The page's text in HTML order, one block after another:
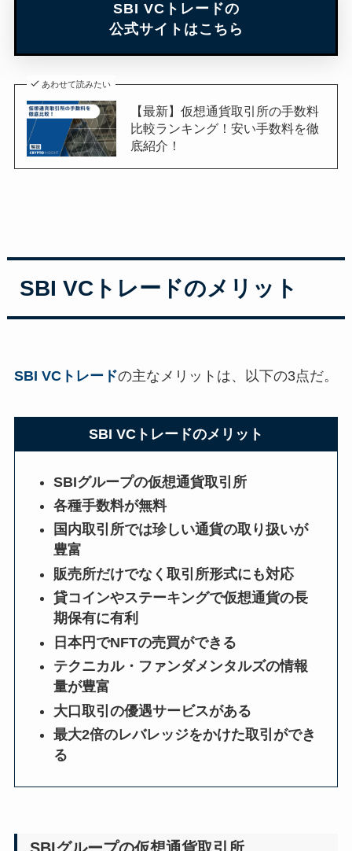
SBI VCトレードの
公式サイトはこちら
あわせて読みたい
【最新】仮想通貨取引所の手数料
比較ランキング！安い手数料を徹
底紹介！
SBI VCトレードのメリット
SBI VCトレードの主なメリットは、以下の3点だ。
SBI VCトレードのメリット
SBIグループの仮想通貨取引所
各種手数料が無料
国内取引所では珍しい通貨の取り扱いが
豊富
販売所だけでなく取引所形式にも対応
貸コインやステーキングで仮想通貨の長
期保有に有利
日本円でNFTの売買ができる
テクニカル・ファンダメンタルズの情報
量が豊富
大口取引の優遇サービスがある
最大2倍のレバレッジをかけた取引ができ
る